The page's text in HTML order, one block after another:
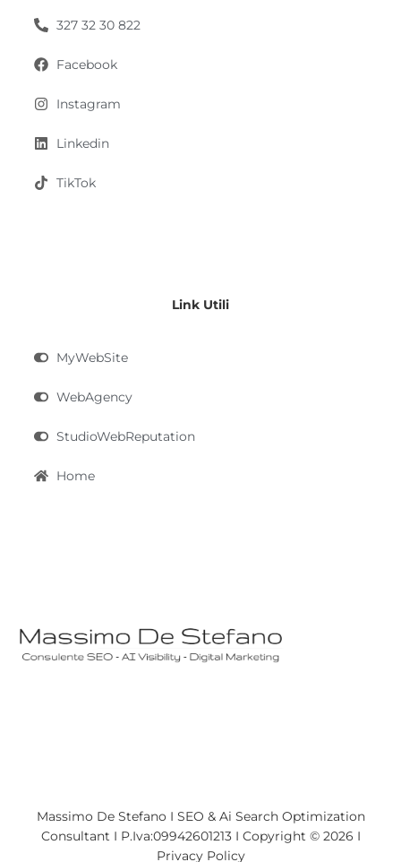
Link Utili
MyWebSite
WebAgency
StudioWebReputation
Home
327 32 30 822
Facebook
Instagram
Linkedin
TikTok
Massimo De Stefano I SEO & Ai Search Optimization
Consultant I P.Iva:09942601213 I Copyright © 2026 I
Privacy Policy